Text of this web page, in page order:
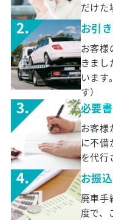
だけた
お引
お客様
きまし
います
す）
必要
お客様
に不備
を代行
お振
廃車手
度で、